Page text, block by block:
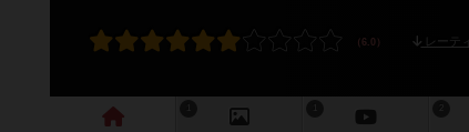
レーテ